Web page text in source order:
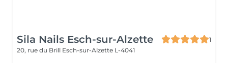
Sila Nails Esch-sur-Alzette
1
20, rue du Brill Esch-sur-Alzette L-4041